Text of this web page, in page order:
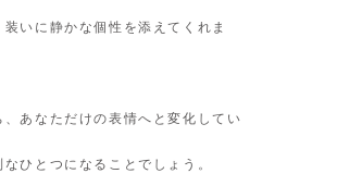
いに静かな個性を添えてくれま
あなただけの表情へと変化してい
ひとつになることでしょう。